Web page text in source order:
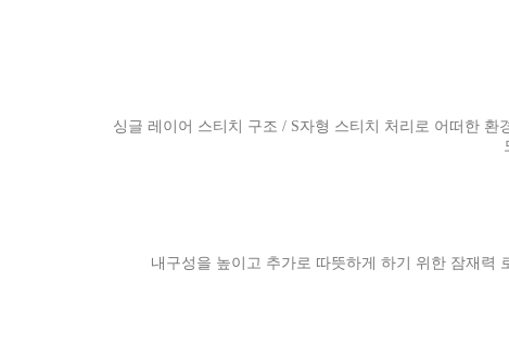
싱글 레이어 스티치 구조 / S자형 스티치 처리로 어떠한
내구성을 높이고 추가로 따뜻하게 하기 위한 잠재력